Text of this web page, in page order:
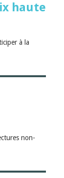
haute
à la
non-